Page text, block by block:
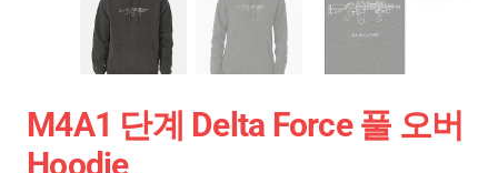
M4A1 단계 Delta Force 풀 오버
Hoodie